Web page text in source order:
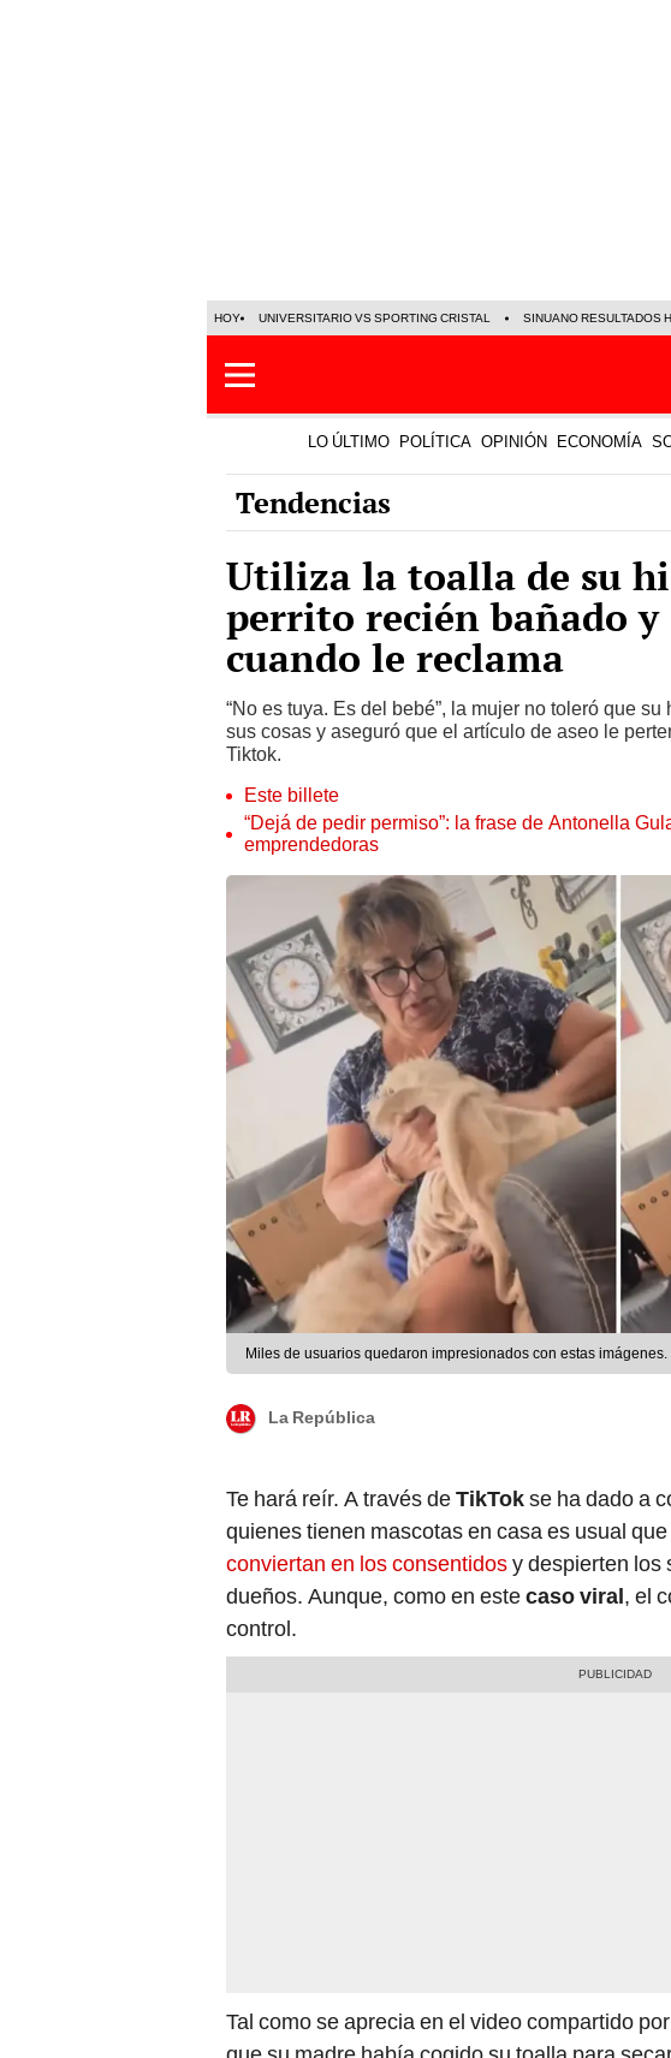
HOY UNIVERSITARIO VS SPORTING CRISTAL SINUANO RESULTADOS
LO ÚLTIMO POLÍTICA OPINIÓN ECONOMÍA
Tendencias
Utiliza la toalla de su
perrito recién bañado y
cuando le reclama
“No es tuya. Es del bebé”, la mujer no toleró que
sus cosas y aseguró que el artículo de aseo le
Tiktok.
Este billete
“Dejá de pedir permiso”: la frase de Antonella
emprendedoras
Miles de usuarios quedaron impresionados con estas imágenes.
La República
Te hará reír. A través deTikTokse ha dado a
quienes tienen mascotas en casa es usual que
conviertan en los consentidosy despierten los
dueños. Aunque, como en estecaso viral, el
control.
Tal como se aprecia en el video compartido